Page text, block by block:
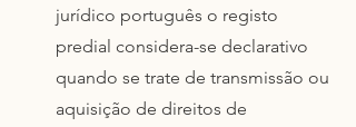
jurídico português o registo
predial considera-se declarativo
quando se trate de transmissão ou
aquisição de direitos de